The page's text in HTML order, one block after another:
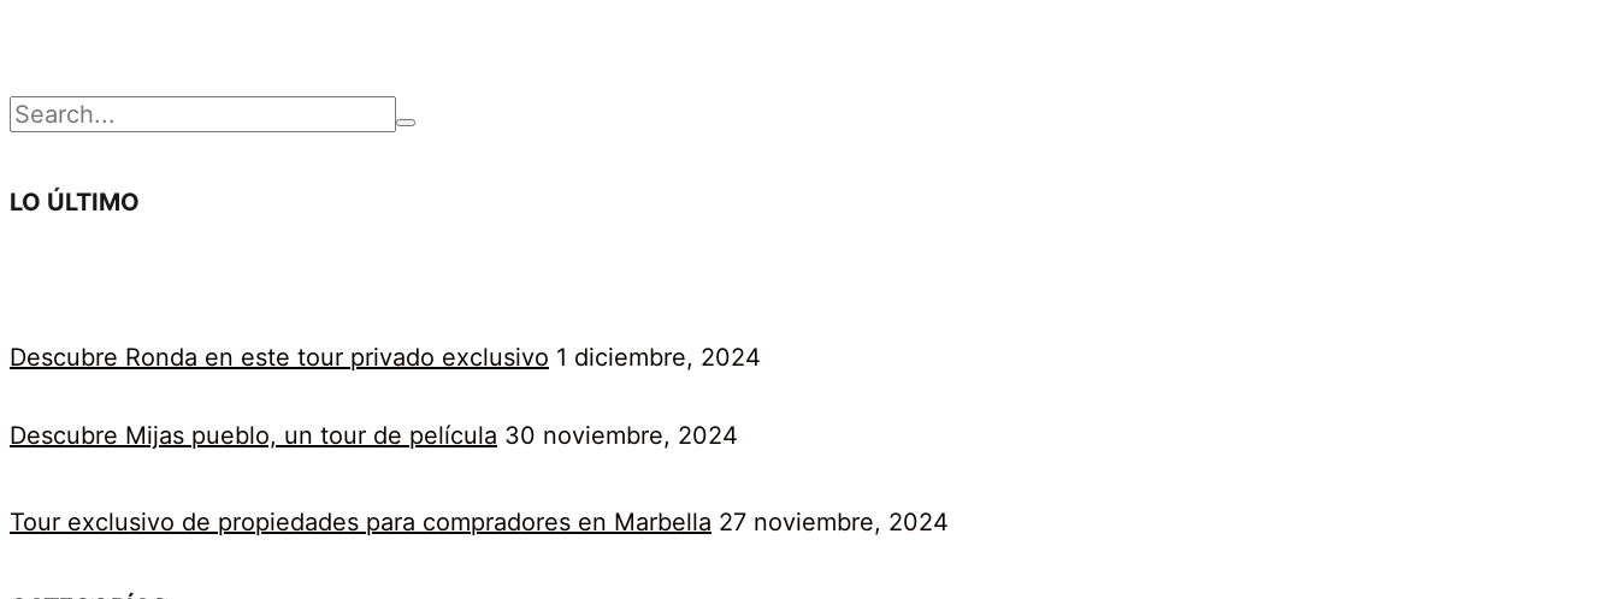
2025
2019-
14T10:53:05+01:00
Destinos,
Buscar
por:
LO ÚLTIMO
Descubre Ronda en este tour privado exclusivo 1 diciembre, 2024
Descubre Mijas pueblo, un tour de película 30 noviembre, 2024
Tour exclusivo de propiedades para compradores en Marbella 27 noviembre, 2024